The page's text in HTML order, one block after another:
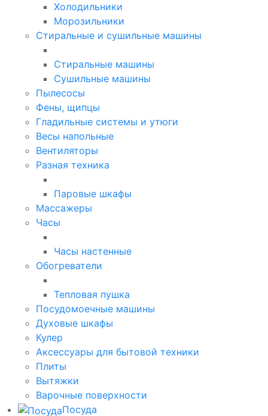
Холодильники
Морозильники
Стиральные и сушильные машины
Стиральные машины
Сушильные машины
Пылесосы
Фены, щипцы
Гладильные системы и утюги
Весы напольные
Вентиляторы
Разная техника
Паровые шкафы
Массажеры
Часы
Часы настенные
Обогреватели
Тепловая пушка
Посудомоечные машины
Духовые шкафы
Кулер
Аксессуары для бытовой техники
Плиты
Вытяжки
Варочные поверхности
Посуда